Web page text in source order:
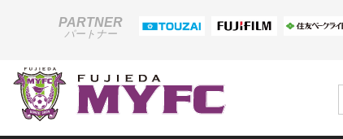
PARTNER
パートナー